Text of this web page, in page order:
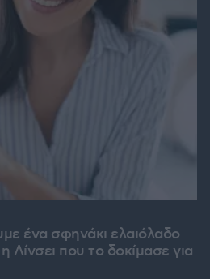
ένα σφηνάκι ελαιόλαδο
που το δοκίμασε για